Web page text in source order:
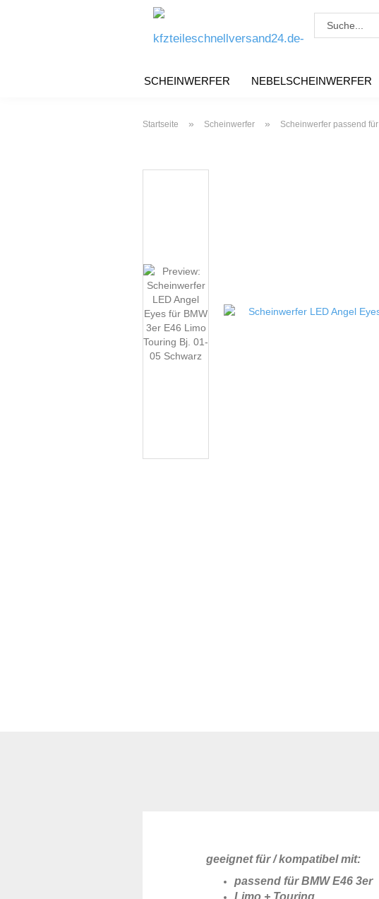
SCHEINWERFER NEBELSCHEINWERFER
Startseite » Scheinwerfer » Scheinwerfer passend
geeignet für / kompatibel mit:
passend für BMW E46 3er
Limo + Touring